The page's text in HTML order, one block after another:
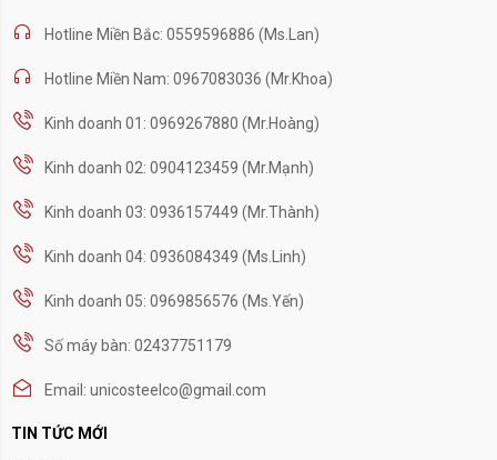
Hotline Miền Bắc: 0559596886 (Ms.Lan)
Hotline Miền Nam: 0967083036 (Mr.Khoa)
Kinh doanh 01: 0969267880 (Mr.Hoàng)
Kinh doanh 02: 0904123459 (Mr.Mạnh)
Kinh doanh 03: 0936157449 (Mr.Thành)
Kinh doanh 04: 0936084349 (Ms.Linh)
Kinh doanh 05: 0969856576 (Ms.Yến)
Số máy bàn: 02437751179
Email: unicosteelco@gmail.com
TIN TỨC MỚI